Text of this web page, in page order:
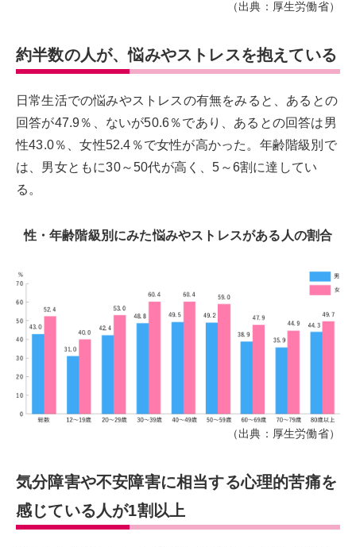
（出典：厚生労働省）
約半数の人が、悩みやストレスを抱えている
日常生活での悩みやストレスの有無をみると、あるとの
回答が47.9％、ないが50.6％であり、あるとの回答は男
性43.0％、女性52.4％で女性が高かった。年齢階級別で
は、男女ともに30～50代が高く、5～6割に達してい
る。
性・年齢階級別にみた悩みやストレスがある人の割合
（出典：厚生労働省）
気分障害や不安障害に相当する心理的苦痛を
感じている人が1割以上